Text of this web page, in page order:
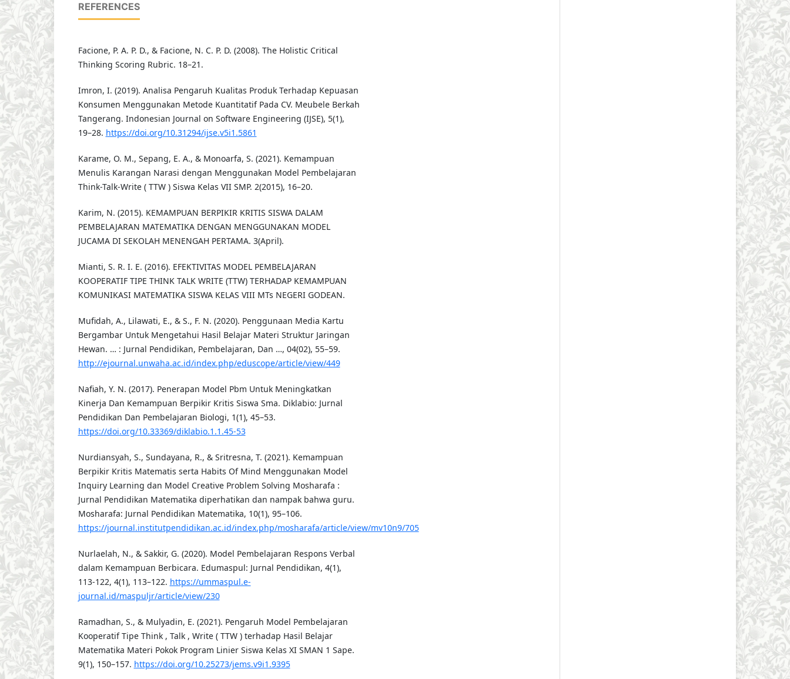
REFERENCES
Facione, P. A. P. D., & Facione, N. C. P. D. (2008). The Holistic Critical
Thinking Scoring Rubric. 18–21.
Imron, I. (2019). Analisa Pengaruh Kualitas Produk Terhadap Kepuasan
Konsumen Menggunakan Metode Kuantitatif Pada CV. Meubele Berkah
Tangerang. Indonesian Journal on Software Engineering (IJSE), 5(1),
19–28. https://doi.org/10.31294/ijse.v5i1.5861
Karame, O. M., Sepang, E. A., & Monoarfa, S. (2021). Kemampuan
Menulis Karangan Narasi dengan Menggunakan Model Pembelajaran
Think-Talk-Write ( TTW ) Siswa Kelas VII SMP. 2(2015), 16–20.
Karim, N. (2015). KEMAMPUAN BERPIKIR KRITIS SISWA DALAM
PEMBELAJARAN MATEMATIKA DENGAN MENGGUNAKAN MODEL
JUCAMA DI SEKOLAH MENENGAH PERTAMA. 3(April).
Mianti, S. R. I. E. (2016). EFEKTIVITAS MODEL PEMBELAJARAN
KOOPERATIF TIPE THINK TALK WRITE (TTW) TERHADAP KEMAMPUAN
KOMUNIKASI MATEMATIKA SISWA KELAS VIII MTs NEGERI GODEAN.
Mufidah, A., Lilawati, E., & S., F. N. (2020). Penggunaan Media Kartu
Bergambar Untuk Mengetahui Hasil Belajar Materi Struktur Jaringan
Hewan. … : Jurnal Pendidikan, Pembelajaran, Dan …, 04(02), 55–59.
http://ejournal.unwaha.ac.id/index.php/eduscope/article/view/449
Nafiah, Y. N. (2017). Penerapan Model Pbm Untuk Meningkatkan
Kinerja Dan Kemampuan Berpikir Kritis Siswa Sma. Diklabio: Jurnal
Pendidikan Dan Pembelajaran Biologi, 1(1), 45–53.
https://doi.org/10.33369/diklabio.1.1.45-53
Nurdiansyah, S., Sundayana, R., & Sritresna, T. (2021). Kemampuan
Berpikir Kritis Matematis serta Habits Of Mind Menggunakan Model
Inquiry Learning dan Model Creative Problem Solving Mosharafa :
Jurnal Pendidikan Matematika diperhatikan dan nampak bahwa guru.
Mosharafa: Jurnal Pendidikan Matematika, 10(1), 95–106.
https://journal.institutpendidikan.ac.id/index.php/mosharafa/article/view/mv10n9/705
Nurlaelah, N., & Sakkir, G. (2020). Model Pembelajaran Respons Verbal
dalam Kemampuan Berbicara. Edumaspul: Jurnal Pendidikan, 4(1),
113-122, 4(1), 113–122. https://ummaspul.e-
journal.id/maspuljr/article/view/230
Ramadhan, S., & Mulyadin, E. (2021). Pengaruh Model Pembelajaran
Kooperatif Tipe Think , Talk , Write ( TTW ) terhadap Hasil Belajar
Matematika Materi Pokok Program Linier Siswa Kelas XI SMAN 1 Sape.
9(1), 150–157. https://doi.org/10.25273/jems.v9i1.9395